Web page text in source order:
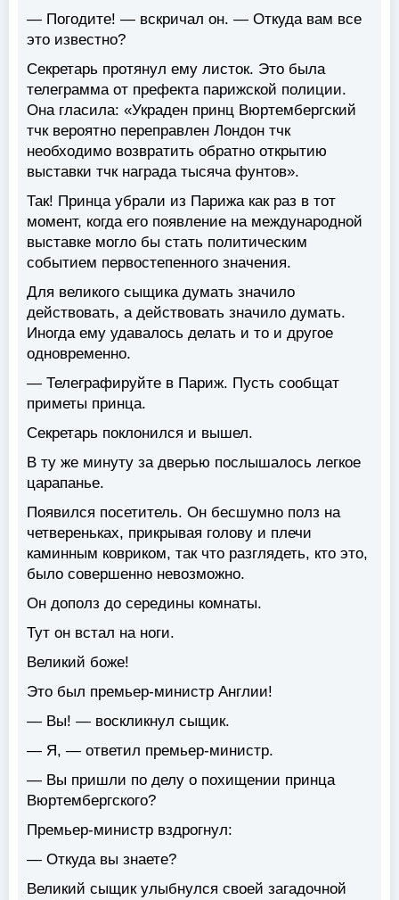
— Погодите! — вскричал он. — Откуда вам все
это известно?
Секретарь протянул ему листок. Это была
телеграмма от префекта парижской полиции.
Она гласила: «Украден принц Вюртембергский
тчк вероятно переправлен Лондон тчк
необходимо возвратить обратно открытию
выставки тчк награда тысяча фунтов».
Так! Принца убрали из Парижа как раз в тот
момент, когда его появление на международной
выставке могло бы стать политическим
событием первостепенного значения.
Для великого сыщика думать значило
действовать, а действовать значило думать.
Иногда ему удавалось делать и то и другое
одновременно.
— Телеграфируйте в Париж. Пусть сообщат
приметы принца.
Секретарь поклонился и вышел.
В ту же минуту за дверью послышалось легкое
царапанье.
Появился посетитель. Он бесшумно полз на
четвереньках, прикрывая голову и плечи
каминным ковриком, так что разглядеть, кто это,
было совершенно невозможно.
Он дополз до середины комнаты.
Тут он встал на ноги.
Великий боже!
Это был премьер-министр Англии!
— Вы! — воскликнул сыщик.
— Я, — ответил премьер-министр.
— Вы пришли по делу о похищении принца
Вюртембергского?
Премьер-министр вздрогнул:
— Откуда вы знаете?
Великий сыщик улыбнулся своей загадочной